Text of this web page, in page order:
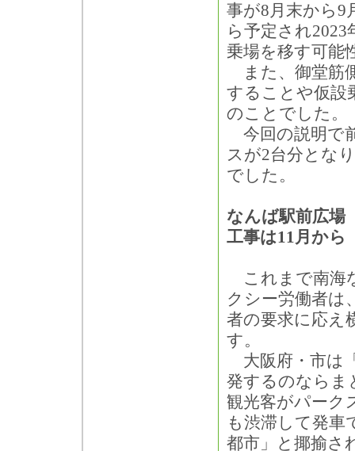
事が8月末から9
ら予定され
乗場を移す可能
また、御堂筋
することや仮設
のことでした。
今回の説明で
スが2台分とな
でした。
なんば駅前広場
工事は11月から
これまで南海
クシー労働者は
者の要求に応え
す。
大阪府・市は
発するのならま
観光客がパーク
も渋滞して発
都市」と揶揄さ